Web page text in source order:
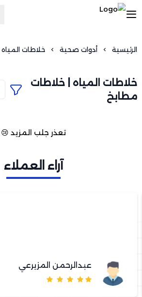
الرئيسية أدوات صحية خلاطات المياه
خلاطات المياه | خلاطات
مطابخ
تعذر جلب المزيد 😢
آراء العملاء
عبدالرحمن المزيرعي